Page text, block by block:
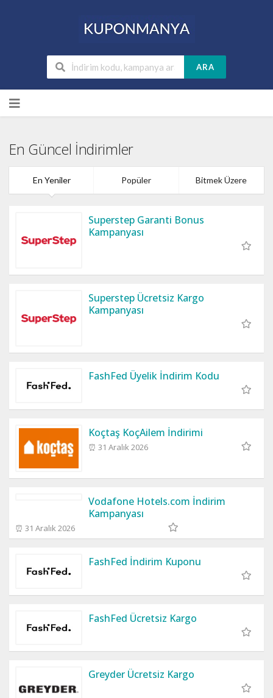
ARA
to
content
En Güncel İndirimler
En Yeniler Popüler Bitmek Üzere
Superstep Garanti Bonus
Kampanyası
Superstep Ücretsiz Kargo
Kampanyası
FashFed Üyelik İndirim Kodu
Koçtaş KoçAilem İndirimi
⏰ 31 Aralık 2026
Vodafone Hotels.com İndirim
Kampanyası
⏰ 31 Aralık 2026
FashFed İndirim Kuponu
FashFed Ücretsiz Kargo
Greyder Ücretsiz Kargo